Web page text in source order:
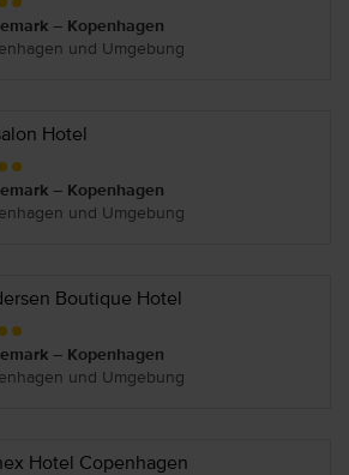
– Kopenhagen
und Umgebung
Hotel
– Kopenhagen
und Umgebung
Boutique Hotel
– Kopenhagen
und Umgebung
Hotel Copenhagen